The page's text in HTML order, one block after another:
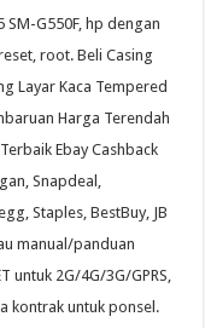
G550F, hp dengan
root. Beli Casing
Layar Kaca Tempered
Harga Terendah
Ebay Cashback
Snapdeal,
Staples, BestBuy, JB
manual/panduan
untuk 2G/4G/3G/GPRS,
kontrak untuk ponsel.